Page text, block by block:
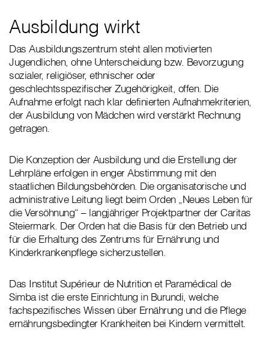
Ausbildung wirkt
Das Ausbildungszentrum steht allen motivierten
Jugendlichen, ohne Unterscheidung bzw. Bevorzugung
sozialer, religiöser, ethnischer oder
geschlechtsspezifischer Zugehörigkeit, offen. Die
Aufnahme erfolgt nach klar definierten Aufnahmekriterien,
der Ausbildung von Mädchen wird verstärkt Rechnung
getragen.
Die Konzeption der Ausbildung und die Erstellung der
Lehrpläne erfolgen in enger Abstimmung mit den
staatlichen Bildungsbehörden. Die organisatorische und
administrative Leitung liegt beim Orden „Neues Leben für
die Versöhnung“ – langjähriger Projektpartner der Caritas
Steiermark. Der Orden hat die Basis für den Betrieb und
für die Erhaltung des Zentrums für Ernährung und
Kinderkrankenpflege sicherzustellen.
Das Institut Supérieur de Nutrition et Paramédical de
Simba ist die erste Einrichtung in Burundi, welche
fachspezifisches Wissen über Ernährung und die Pflege
ernährungsbedingter Krankheiten bei Kindern vermittelt.